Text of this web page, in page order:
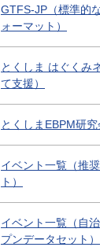
GTFS-JP（標準的
ォーマット）
とくしま はぐくみ
て支援）
とくしまEBPM研究
イベント一覧（推
ト）
イベント一覧（自
プンデータセット）